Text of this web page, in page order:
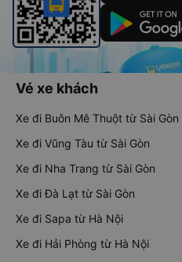
Vé xe khách
Xe đi Buôn Mê Thuột từ Sài Gòn
Xe đi Vũng Tàu từ Sài Gòn
Xe đi Nha Trang từ Sài Gòn
Xe đi Đà Lạt từ Sài Gòn
Xe đi Sapa từ Hà Nội
Xe đi Hải Phòng từ Hà Nội